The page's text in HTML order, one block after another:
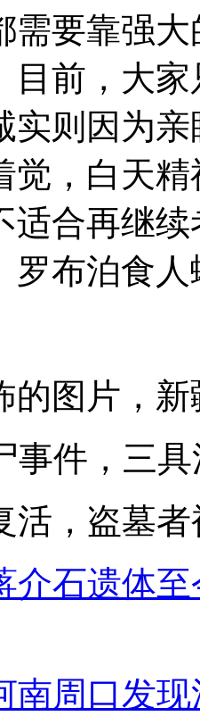
需要靠强
目前，大
实则因为
觉，白天
适合再继
罗布泊食
的图片，
事件，三
活，盗墓
介石遗体
南周口发